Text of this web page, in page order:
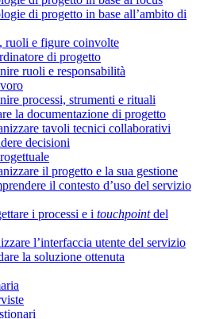
di progetto in base all’ambito di
ruoli e figure coinvolte
di progetto
ruoli e responsabilità
processi, strumenti e rituali
la documentazione di progetto
tavoli tecnici collaborativi
decisioni
il progetto e la sua gestione
il contesto d’uso del servizio
i processi e i touchpointdel
l’interfaccia utente del servizio
la soluzione ottenuta